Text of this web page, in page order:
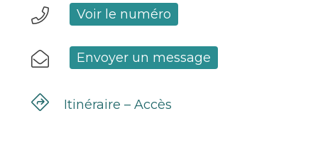
Voir le numéro
Envoyer un message
Itinéraire – Accès